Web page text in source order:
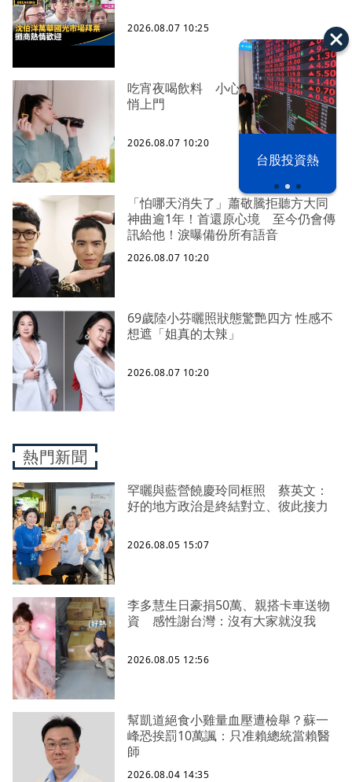
以色列 穹頂
台股投資熱
2026.08.07 10:25
吃宵夜喝飲料 小心「代謝症候群」
悄上門
2026.08.07 10:20
「怕哪天消失了」蕭敬騰拒聽方大同
神曲逾1年！首還原心境 至今仍會傳
訊給他！淚曝備份所有語音
2026.08.07 10:20
69歲陸小芬曬照狀態驚艷四方 性感不
想遮「姐真的太辣」
2026.08.07 10:20
熱門新聞
罕曬與藍營饒慶玲同框照 蔡英文：
好的地方政治是終結對立、彼此接力
2026.08.05 15:07
李多慧生日豪捐50萬、親搭卡車送物
資 感性謝台灣：沒有大家就沒我
2026.08.05 12:56
幫凱道絕食小雞量血壓遭檢舉？蘇一
峰恐挨罰10萬諷：只准賴總統當賴醫
師
2026.08.04 14:35